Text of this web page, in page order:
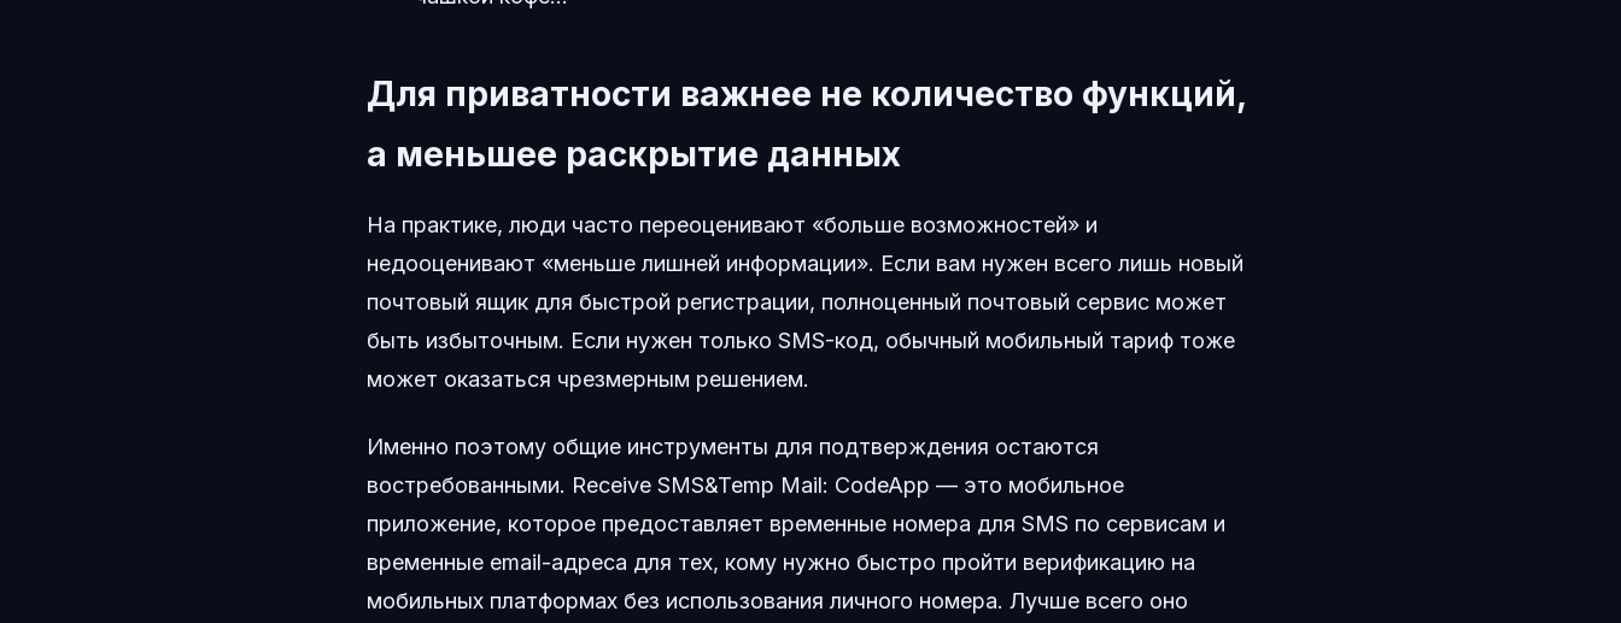
Для приватности важнее не количество функций,
а меньшее раскрытие данных
На практике, люди часто переоценивают «больше возможностей» и
недооценивают «меньше лишней информации». Если вам нужен всего лишь новый
почтовый ящик для быстрой регистрации, полноценный почтовый сервис может
быть избыточным. Если нужен только SMS-код, обычный мобильный тариф тоже
может оказаться чрезмерным решением.
Именно поэтому общие инструменты для подтверждения остаются
востребованными. Receive SMS&Temp Mail: CodeApp — это мобильное
приложение, которое предоставляет временные номера для SMS по сервисам и
временные email-адреса для тех, кому нужно быстро пройти верификацию на
мобильных платформах без использования личного номера. Лучше всего оно